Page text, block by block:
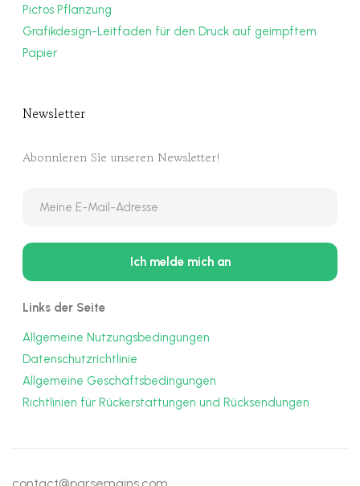
Pictos Pflanzung
Grafikdesign-Leitfaden für den Druck auf geimpftem
Papier
Newsletter
Abonnieren Sie unseren Newsletter!
Links der Seite
Allgemeine Nutzungsbedingungen
Datenschutzrichtlinie
Allgemeine Geschäftsbedingungen
Richtlinien für Rückerstattungen und Rücksendungen